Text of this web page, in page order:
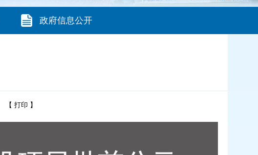
政府信息公开
【 打印 】